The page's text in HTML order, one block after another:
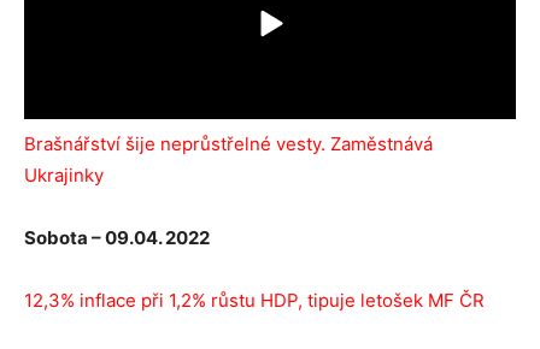
Brašnářství šije neprůstřelné vesty. Zaměstnává
Ukrajinky
Sobota – 09.04. 2022
12,3% inflace při 1,2% růstu HDP, tipuje letošek MF ČR